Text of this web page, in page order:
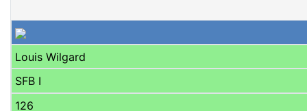
Louis Wilgard
SFB I
126